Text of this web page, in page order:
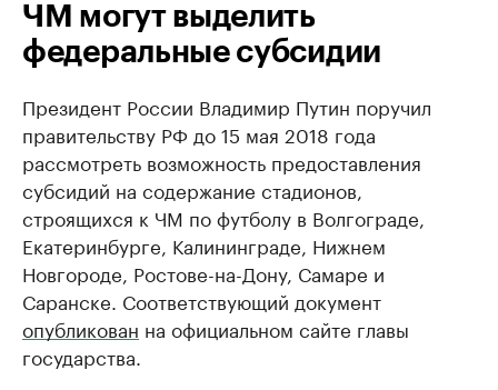
ЧМ могут выделить
федеральные субсидии
Президент России Владимир Путин поручил
правительству РФ до 15 мая 2018 года
рассмотреть возможность предоставления
субсидий на содержание стадионов,
строящихся к ЧМ по футболу в Волгограде,
Екатеринбурге, Калининграде, Нижнем
Новгороде, Ростове-на-Дону, Самаре и
Саранске. Соответствующий документ
опубликован на официальном сайте главы
государства.